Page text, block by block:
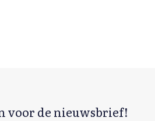
voor de nieuwsbrief!